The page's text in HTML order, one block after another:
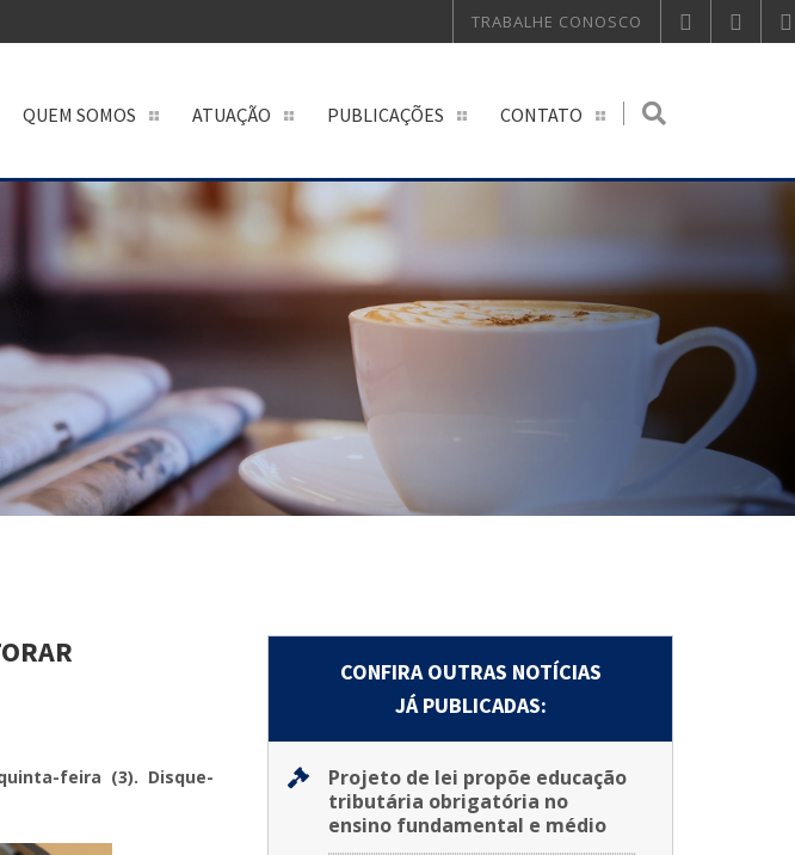
TRABALHE CONOSCO
QUEM SOMOS ATUAÇÃO PUBLICAÇÕES CONTATO
feira (3). Disque-
CONFIRA OUTRAS NOTÍCIAS
JÁ PUBLICADAS:
Projeto de lei propõe educação
tributária obrigatória no
ensino fundamental e médio